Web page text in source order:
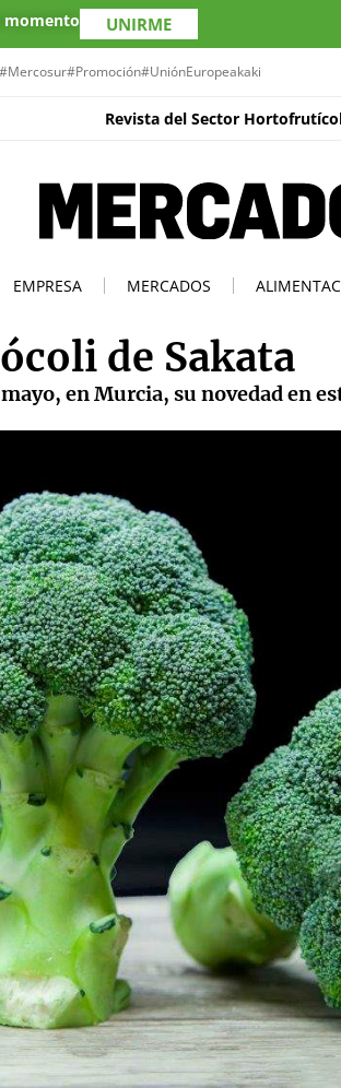
momento UNIRME
#Mercosur#Promoción#UniónEuropeakaki
Revista del Sector
EMPRESA MERCADOS
de Sakata
en Murcia, su novedad en